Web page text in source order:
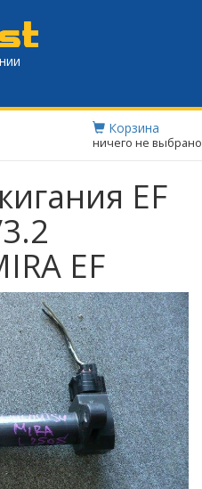
Корзина
ничего не выбрано
EF
EF